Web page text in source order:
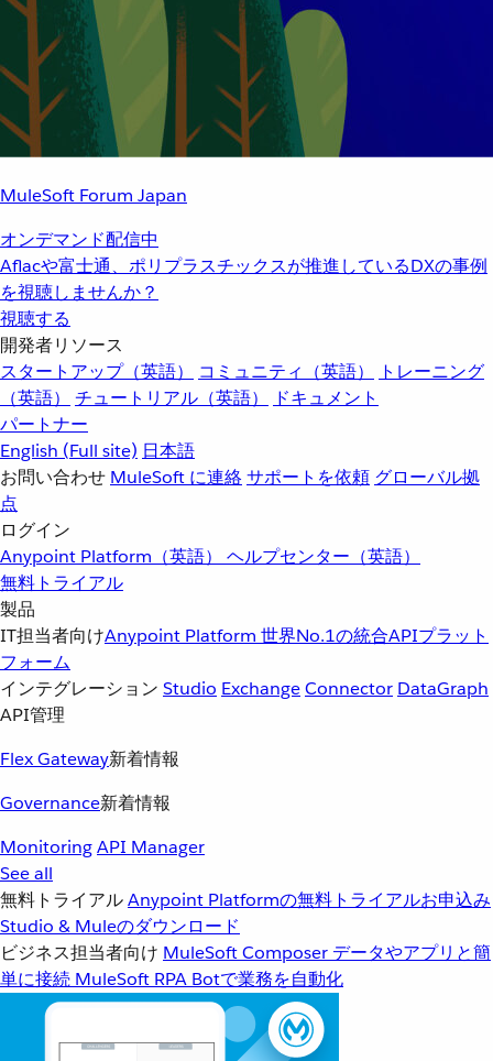
MuleSoft Forum Japan
オンデマンド配信中
Aflacや富士通、ポリプラスチックスが推進しているDXの事例
を視聴しませんか？
視聴する
開発者リソース
スタートアップ（英語）
コミュニティ（英語）
トレーニング
（英語）
チュートリアル（英語）
ドキュメント
パートナー
English (Full site) 日本語
お問い合わせ MuleSoft に連絡サポートを依頼 グローバル拠
点
ログイン
Anypoint Platform（英語） ヘルプセンター（英語）
無料トライアル
製品
IT担当者向けAnypoint Platform 世界No.1の統合APIプラット
フォーム
インテグレーション Studio ExchangeConnector DataGraph
API管理
Flex Gateway新着情報
Governance新着情報
MonitoringAPI Manager
See all
無料トライアルAnypoint Platformの無料トライアルお申込み
Studio & Muleのダウンロード
ビジネス担当者向け MuleSoft Composer データやアプリと簡
単に接続 MuleSoft RPA Botで業務を自動化